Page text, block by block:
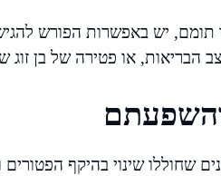
יש באפשרות הפורש
הבריאות, או פטירה של בן
והשפעתם
שחוללו שינוי בהיקף